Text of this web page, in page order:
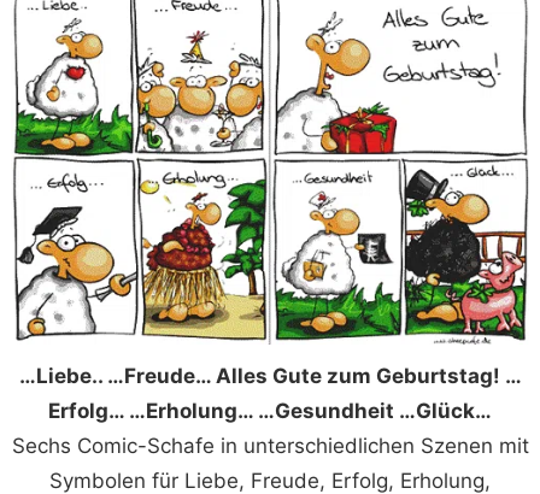
…Liebe.. …Freude… Alles Gute zum Geburtstag! …
Erfolg… …Erholung… …Gesundheit …Glück…
Sechs Comic-Schafe in unterschiedlichen Szenen mit
Symbolen für Liebe, Freude, Erfolg, Erholung,